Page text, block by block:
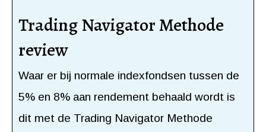
Trading Navigator Methode
review
Waar er bij normale indexfondsen tussen de
5% en 8% aan rendement behaald wordt is
dit met de Trading Navigator Methode